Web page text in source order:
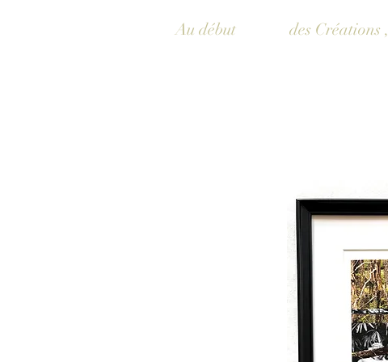
Au début des Créations ,